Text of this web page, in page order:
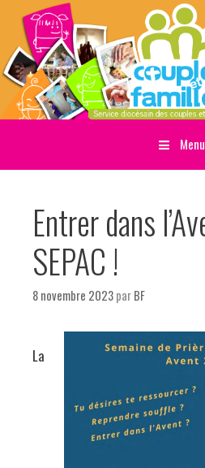
Menu
Entrer dans
SEPAC !
8 novembre 2023parBF
La